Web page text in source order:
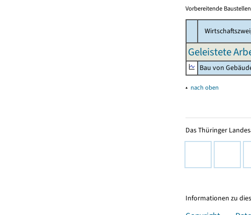
Vorbereitende
Geleistete
Bau von
▴ nach oben
Das Thüringer
Informationen zu